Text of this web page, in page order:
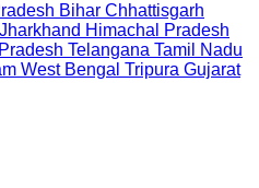
Bihar Chhattisgarh
Jharkhand Himachal Pradesh
Telangana Tamil Nadu
West Bengal Tripura Gujarat